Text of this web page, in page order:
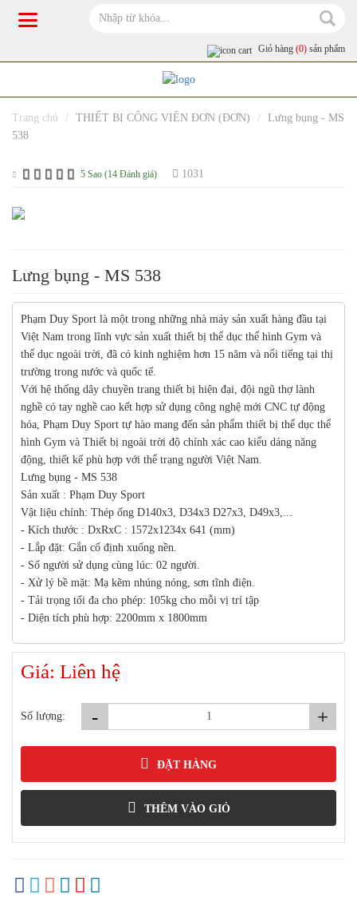
Giỏ hàng (0) sản phẩm
Trang chủ THIẾT BỊ CÔNG VIÊN ĐƠN (ĐƠN)
Lưng bụng - MS
538
5 Sao (14 Đánh giá) 1031
Lưng bụng - MS 538
Phạm Duy Sport là một trong những nhà máy sản xuất hàng đầu tại
Việt Nam trong lĩnh vực sản xuất thiết bị thể dục thể hình Gym và
thể dục ngoài trời, đã có kinh nghiệm hơn 15 năm và nổi tiếng tại thị
trường trong nước và quốc tế.
Với hệ thống dây chuyền trang thiết bị hiện đại, đội ngũ thợ lành
nghề có tay nghề cao kết hợp sử dụng công nghệ mới CNC tự động
hóa, Phạm Duy Sport tự hào mang đến sản phẩm thiết bị thể dục thể
hình Gym và Thiết bị ngoài trời độ chính xác cao kiểu dáng năng
động, thiết kế phù hợp với thể trạng người Việt Nam.
Lưng bụng - MS 538
Sản xuất : Phạm Duy Sport
Vật liệu chính: Thép ống D140x3, D34x3 D27x3, D49x3,...
- Kích thước : DxRxC : 1572x1234x 641 (mm)
- Lắp đặt: Gắn cố định xuống nền.
- Số người sử dụng cùng lúc: 02 người.
- Xử lý bề mặt: Mạ kẽm nhúng nóng, sơn tĩnh điện.
- Tải trọng tối đa cho phép: 105kg cho mỗi vị trí tập
- Diện tích phù hợp: 2200mm x 1800mm
Giá: Liên hệ
Số lượng: - +
ĐẶT HÀNG
THÊM VÀO GIỎ